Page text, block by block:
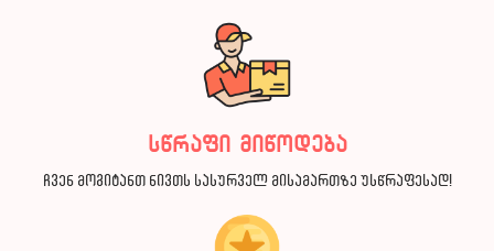
სწრაფი მიწოდება
ჩვენ მოგიტანთ ნივთს სასურველ მისამართზე უსწრაფესად!